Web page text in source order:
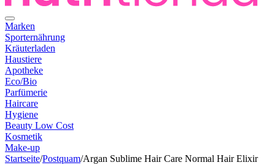
Marken
Sporternährung
Kräuterladen
Haustiere
Apotheke
Eco/Bio
Parfümerie
Haircare
Hygiene
Beauty Low Cost
Kosmetik
Make-up
Startseite/Postquam/Argan Sublime Hair Care Normal Hair Elixir